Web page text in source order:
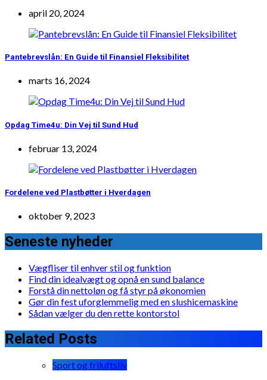
april 20, 2024
Pantebrevslån: En Guide til Finansiel Fleksibilitet
marts 16, 2024
Opdag Time4u: Din Vej til Sund Hud
februar 13, 2024
Fordelene ved Plastbøtter i Hverdagen
oktober 9, 2023
Seneste nyheder
Vægfliser til enhver stil og funktion
Find din idealvægt og opnå en sund balance
Forstå din nettoløn og få styr på økonomien
Gør din fest uforglemmelig med en slushicemaskine
Sådan vælger du den rette kontorstol
Related Posts
Sport og friluftsliv